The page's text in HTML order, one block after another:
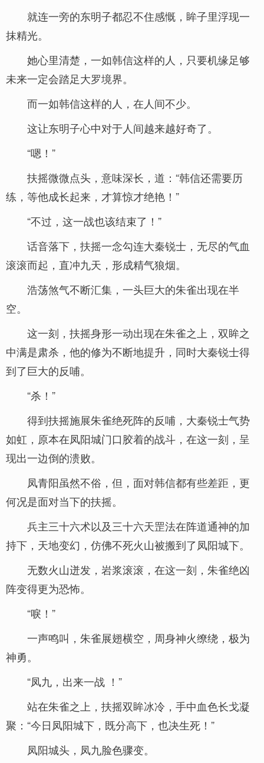
就连一旁的东明子都忍不住感慨，眸子里浮现一
抹精光。
她心里清楚，一如韩信这样的人，只要机缘足够
未来一定会踏足大罗境界。
而一如韩信这样的人，在人间不少。
这让东明子心中对于人间越来越好奇了。
“嗯！”
扶摇微微点头，意味深长，道：“韩信还需要历
练，等他成长起来，才算惊才绝艳！”
“不过，这一战也该结束了！”
话音落下，扶摇一念勾连大秦锐士，无尽的气血
滚滚而起，直冲九天，形成精气狼烟。
浩荡煞气不断汇集，一头巨大的朱雀出现在半
空。
这一刻，扶摇身形一动出现在朱雀之上，双眸之
中满是肃杀，他的修为不断地提升，同时大秦锐士得
到了巨大的反哺。
“杀！”
得到扶摇施展朱雀绝死阵的反哺，大秦锐士气势
如虹，原本在凤阳城门口胶着的战斗，在这一刻，呈
现出一边倒的溃败。
凤青阳虽然不俗，但，面对韩信都有些差距，更
何况是面对当下的扶摇。
兵主三十六术以及三十六天罡法在阵道通神的加
持下，天地变幻，仿佛不死火山被搬到了凤阳城下。
无数火山迸发，岩浆滚滚，在这一刻，朱雀绝凶
阵变得更为恐怖。
“唳！”
一声鸣叫，朱雀展翅横空，周身神火缭绕，极为
神勇。
“凤九，出来一战 ！”
站在朱雀之上，扶摇双眸冰冷，手中血色长戈凝
聚：“今日凤阳城下，既分高下，也决生死！”
凤阳城头，凤九脸色骤变。